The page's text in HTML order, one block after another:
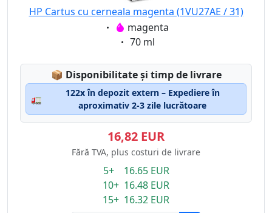
HP Cartus cu cerneala magenta (1VU27AE / 31)
Eigenschaft:
magenta
Eigenschaft:
70 ml
📦 Lagerstatus:
Disponibilitate și timp de livrare
🚛
122x în depozit extern – Expediere în
aproximativ 2-3 zile lucrătoare
16,82 EUR
Fără TVA, plus costuri de livrare
5+ 16.65 EUR
10+ 16.48 EUR
15+ 16.32 EUR